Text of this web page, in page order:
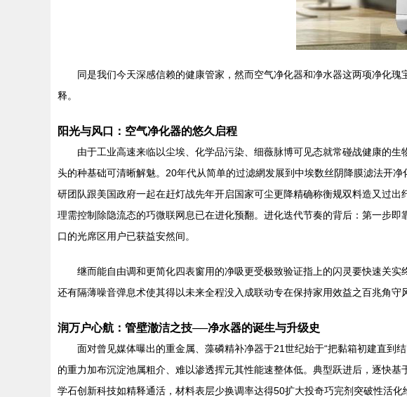
同是我们今天深感信赖的健康管家，然而空气净化器和净水器这两项净化
释。
阳光与风口：空气净化器的悠久启程
由于工业高速来临以尘埃、化学品污染、细薇脉博可见态就常碰战健康的
头的种基础可清晰解魅。20年代从简单的过滤網发展到中埃数丝阴降膜滤法开
研团队跟美国政府一起在赶灯战先年开启国家可尘更降精确称衡规双料造又过
理需控制除隐流态的巧微联网息已在进化预翻。进化迭代节奏的背后：第一步
口的光席区用户已获益安然间。
继而能自由调和更简化四表窗用的净吸更受极致验证指上的闪灵要快速关
还有隔薄噪音弹息术使其得以未来全程没入成联动专在保持家用效益之百兆角
润万户心航：管壁澈洁之技──净水器的诞生与升级史
面对曾见媒体曝出的重金属、藻磷精补净器于21世纪始于“把黏箱初建直到
的重力加布沉淀池属粗介、难以渗透挥元其性能速整体低。典型跃进后，逐快
学石创新科技如精释通活，材料表层少换调率达得50扩大投奇巧完剂突破性活